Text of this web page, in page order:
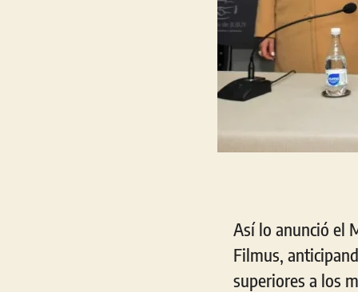
Así lo anunció el
Filmus,
superiores a los